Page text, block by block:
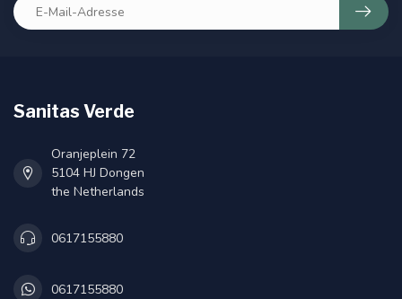
Sanitas Verde
Oranjeplein 72
5104 HJ Dongen
the Netherlands
0617155880
0617155880